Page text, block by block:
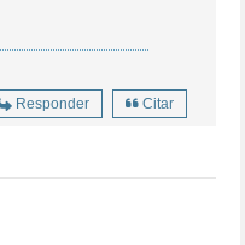
Responder Citar